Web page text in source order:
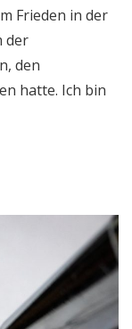
Frieden in der
der
den
hatte. Ich bin